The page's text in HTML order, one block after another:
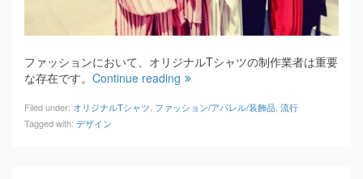
ファッションにおいて、オリジナルTシャツの制作業者は重要
な存在です。 Continue reading
Filed under: オリジナルTシャツ ファッション/アパレル/装飾品 流行
Tagged with: デザイン